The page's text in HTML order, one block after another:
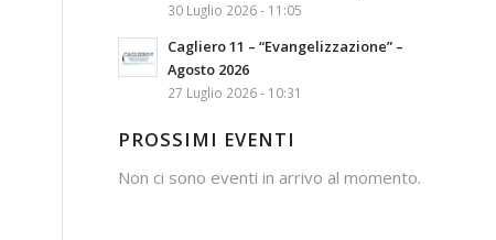
30 Luglio 2026 - 11:05
Cagliero 11 – “Evangelizzazione” –
Agosto 2026
27 Luglio 2026 - 10:31
PROSSIMI EVENTI
Non ci sono eventi in arrivo al momento.